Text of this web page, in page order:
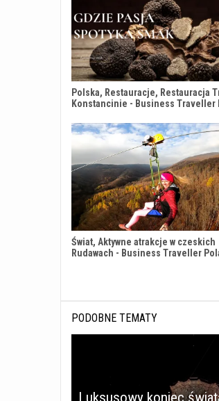
Polska, Restauracje, Restauracja
Konstancinie - Business Traveller
Świat, Aktywne atrakcje w czeskich
Rudawach - Business Traveller
PODOBNE TEMATY